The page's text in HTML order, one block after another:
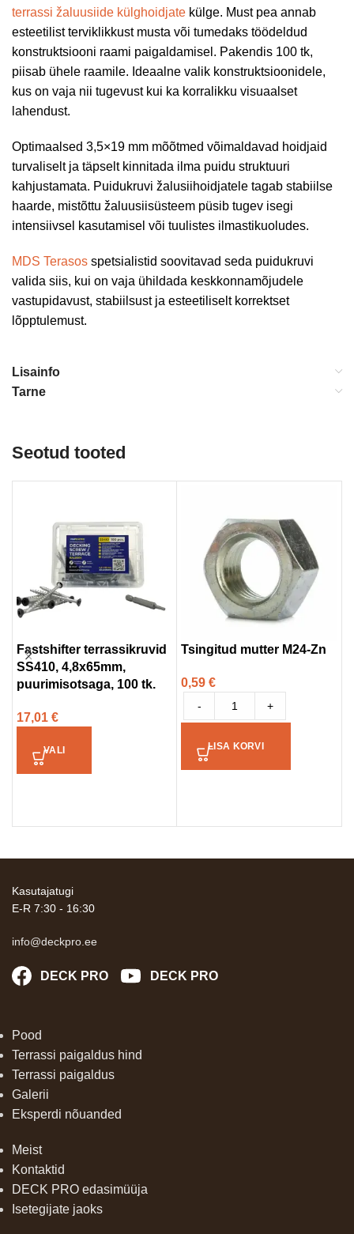
terrassi žaluusiide külghoidjate külge. Must pea annab
esteetilist terviklikkust musta või tumedaks töödeldud
konstruktsiooni raami paigaldamisel. Pakendis 100 tk,
piisab ühele raamile. Ideaalne valik konstruktsioonidele,
kus on vaja nii tugevust kui ka korralikku visuaalset
lahendust.
Optimaalsed 3,5×19 mm mõõtmed võimaldavad hoidjaid
turvaliselt ja täpselt kinnitada ilma puidu struktuuri
kahjustamata. Puidukruvi žalusiihoidjatele tagab stabiilse
haarde, mistõttu žaluusiisüsteem püsib tugev isegi
intensiivsel kasutamisel või tuulistes ilmastikuoludes.
MDS Terasos spetsialistid soovitavad seda puidukruvi
valida siis, kui on vaja ühildada keskkonnamõjudele
vastupidavust, stabiilsust ja esteetiliselt korrektset
lõpptulemust.
Lisainfo
Tarne
Seotud tooted
Fastshifter terrassikruvid
SS410, 4,8x65mm,
puurimisotsaga, 100 tk.
17,01 €
VALI
Tsingitud mutter M24-Zn
0,59 €
- +
LISA KORVI
Kasutajatugi
E-R 7:30 - 16:30
info@deckpro.ee
DECK PRO DECK PRO
Pood
Terrassi paigaldus hind
Terrassi paigaldus
Galerii
Eksperdi nõuanded
Meist
Kontaktid
DECK PRO edasimüüja
Isetegijate jaoks